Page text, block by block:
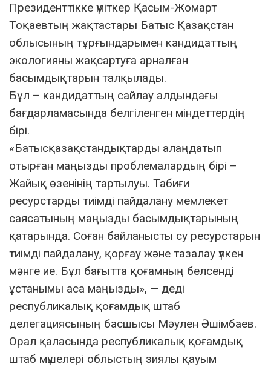
Президенттікке үміткер Қасым-Жомарт
Тоқаевтың жақтастары Батыс Қазақстан
облысының тұрғындарымен кандидаттың
экологияны жақсартуға арналған
басымдықтарын талқылады.
Бұл – кандидаттың сайлау алдындағы
бағдарламасында белгіленген міндеттердің
бірі.
«Батысқазақстандықтарды алаңдатып
отырған маңызды проблемалардың бірі –
Жайық өзенінің тартылуы. Табиғи
ресурстарды тиімді пайдалану мемлекет
саясатының маңызды басымдықтарының
қатарында. Соған байланысты су ресурстарын
тиімді пайдалану, қорғау және тазалау үлкен
мәнге ие. Бұл бағытта қоғамның белсенді
ұстанымы аса маңызды», — деді
республикалық қоғамдық штаб
делегациясының басшысы Мәулен Әшімбаев.
Орал қаласында республикалық қоғамдық
штаб мүшелері облыстың зиялы қауым